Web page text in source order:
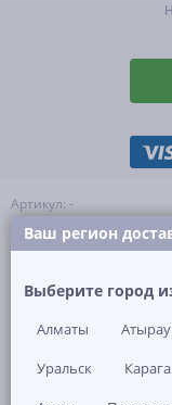
Артикул: -
Серия:
Тип:
Ваш регион
Выберите город
Алматы Атырау
Уральск